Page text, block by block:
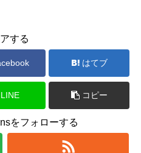
する
はてブ
LINE コピー
をフォローする